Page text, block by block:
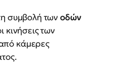
συμβολή τωνοδών
κινήσεις των
κάμερες